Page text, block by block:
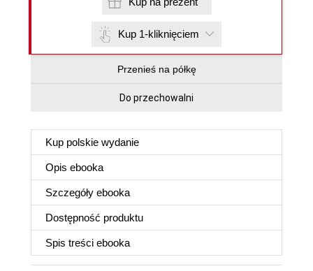
Kup 1-kliknięciem
Przenieś na półkę
Do przechowalni
Kup polskie wydanie
Opis ebooka
Szczegóły ebooka
Dostępność produktu
Spis treści ebooka